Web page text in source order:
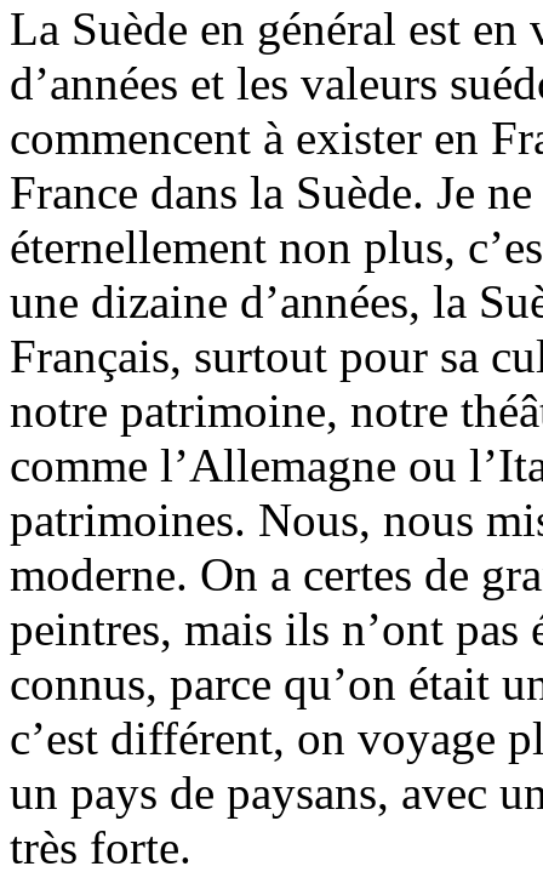
La Suède en général est
d’années et les valeurs
commencent à exister en
France dans la Suède. Je
éternellement non plus,
une dizaine d’années, la
Français, surtout pour sa
notre patrimoine, notre
comme l’Allemagne ou
patrimoines. Nous, nous
moderne. On a certes de
peintres, mais ils n’ont
connus, parce qu’on était
c’est différent, on voyage
un pays de paysans, avec
très forte.